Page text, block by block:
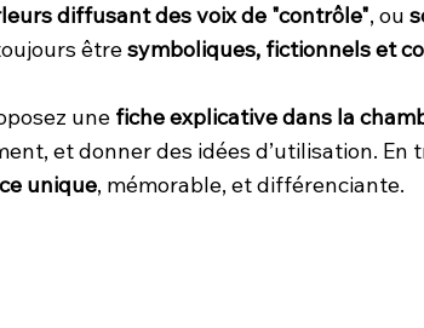
diffusant des voix de "contrôle", ou
êtresymboliques, fictionnels et
une fiche explicative dans la
et donner des idées d’utilisation.
unique, mémorable, et différenciante.